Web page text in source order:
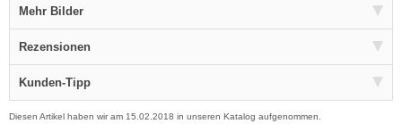
Mehr Bilder
Rezensionen
Kunden-Tipp
Diesen Artikel haben wir am 15.02.2018 in unseren Katalog aufgenommen.